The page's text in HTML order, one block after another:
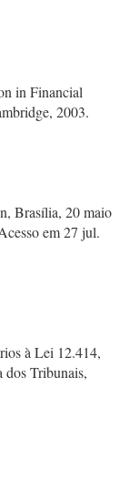
in Financial
2003.
Brasília, 20 maio
em 27 jul.
à Lei 12.414,
dos Tribunais,